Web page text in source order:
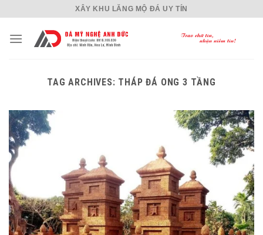
content
XÂY KHU LĂNG MỘ ĐÁ UY TÍN
TAG ARCHIVES: THÁP ĐÁ ONG 3 TẦNG